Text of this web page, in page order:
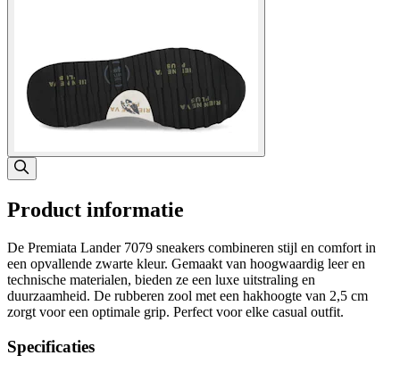
Product informatie
De Premiata Lander 7079 sneakers combineren stijl en comfort in
een opvallende zwarte kleur. Gemaakt van hoogwaardig leer en
technische materialen, bieden ze een luxe uitstraling en
duurzaamheid. De rubberen zool met een hakhoogte van 2,5 cm
zorgt voor een optimale grip. Perfect voor elke casual outfit.
Specificaties